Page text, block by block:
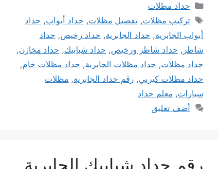
التصنيفات
حداد مظلات
الوسوم
تركيب مظلات,تفصيل مظلات, حداد أبواب, حداد
أبواب الجابرية, حداد الجابرية, حداد رخيص, حداد
شاطر , حداد شاطر ورخيص, حداد شبابيك, حداد مخازن,
حداد مظلات, حداد مظلات الجابرية, حداد مظلات خام,
حداد مظلات كيربي, رقم حداد الجابرية, مظلات
سيارات, معلم حداد
أضف تعليق
رقم حداد شبابيك الجابرية